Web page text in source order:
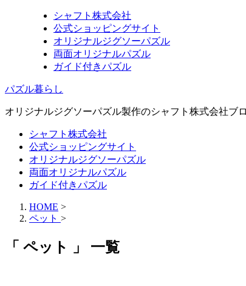
シャフト株式会社
公式ショッピングサイト
オリジナルジグソーパズル
両面オリジナルパズル
ガイド付きパズル
パズル暮らし
オリジナルジグソーパズル製作のシャフト株式会社ブ
シャフト株式会社
公式ショッピングサイト
オリジナルジグソーパズル
両面オリジナルパズル
ガイド付きパズル
HOME >
ペット >
「 ペット 」 一覧